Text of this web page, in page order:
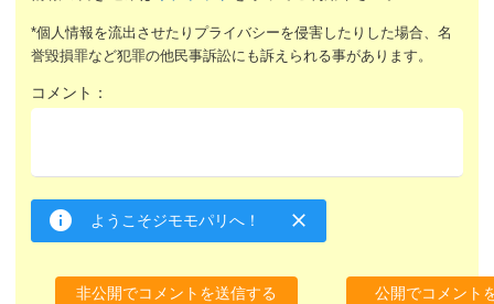
*個人情報を流出させたりプライバシーを侵害したりした場合、名
誉毀損罪など犯罪の他民事訴訟にも訴えられる事があります。
コメント：
ようこそジモモパリへ！
非公開でコメントを送信する 公開でコメント